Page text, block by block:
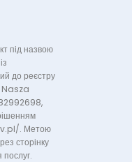
під назвою
до реєстру
Nasza
. Метою
сторінку